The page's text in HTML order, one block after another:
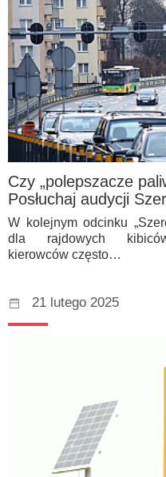
Czy „polepszacze
Posłuchaj audycji
W kolejnym odcinku
dla rajdowych
kierowców często…
21 lutego 2025